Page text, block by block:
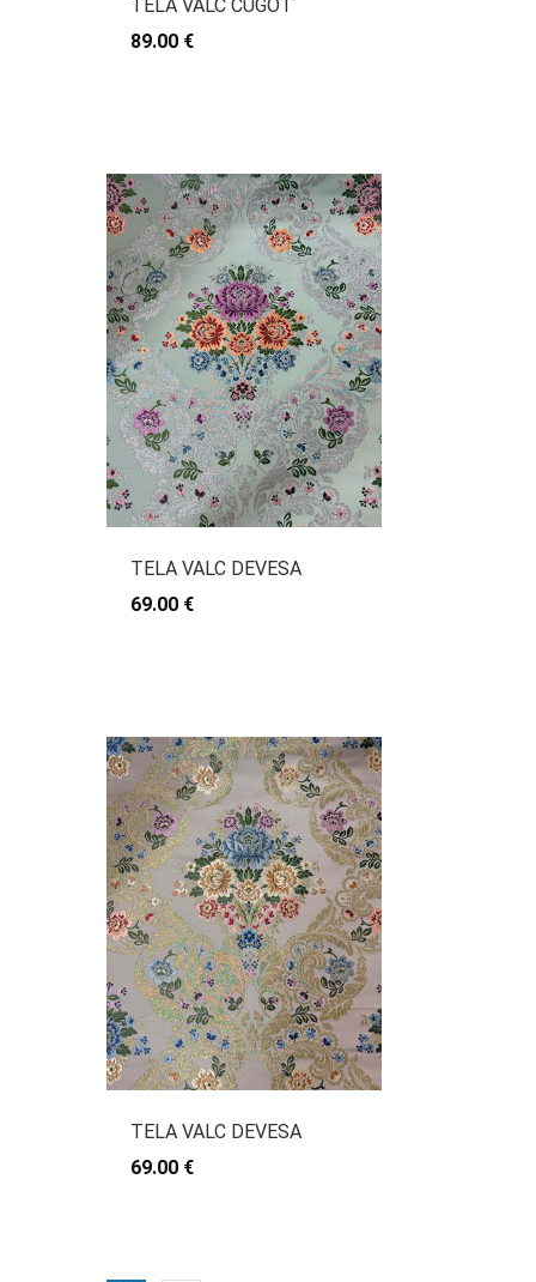
TELA VALC CUGOT
89.00 €
TELA VALC DEVESA
69.00 €
TELA VALC DEVESA
69.00 €